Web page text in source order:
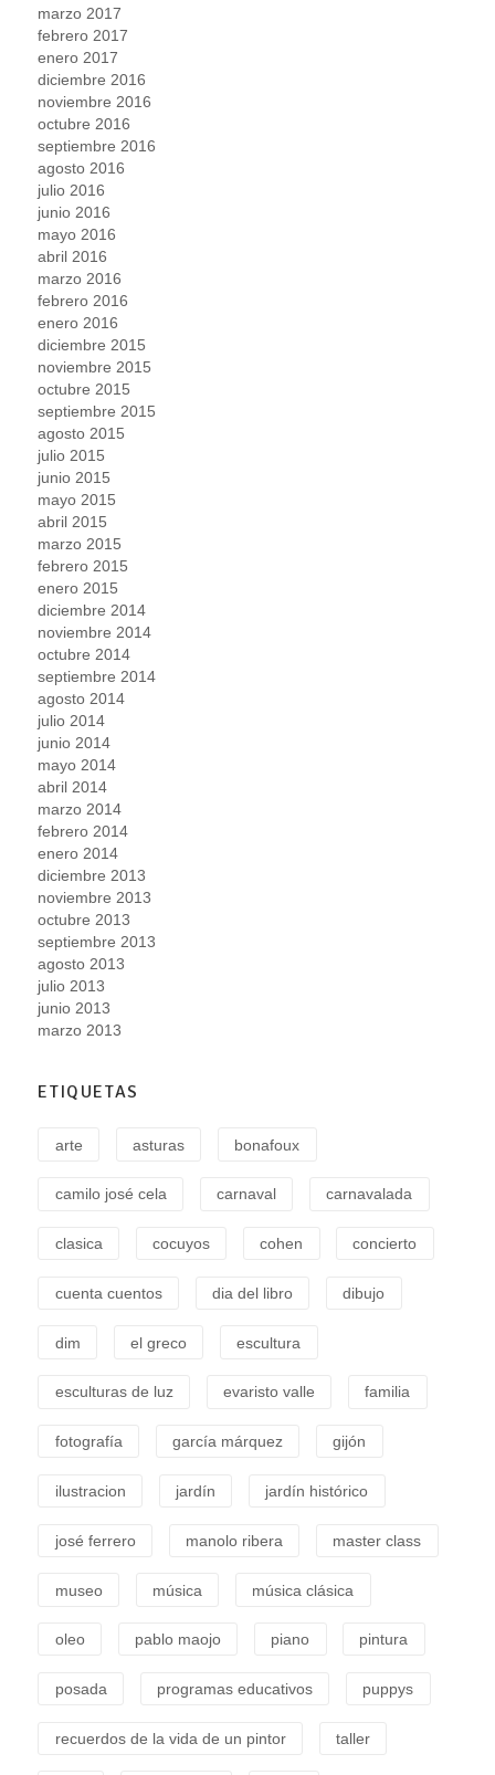
marzo 2017
febrero 2017
enero 2017
diciembre 2016
noviembre 2016
octubre 2016
septiembre 2016
agosto 2016
julio 2016
junio 2016
mayo 2016
abril 2016
marzo 2016
febrero 2016
enero 2016
diciembre 2015
noviembre 2015
octubre 2015
septiembre 2015
agosto 2015
julio 2015
junio 2015
mayo 2015
abril 2015
marzo 2015
febrero 2015
enero 2015
diciembre 2014
noviembre 2014
octubre 2014
septiembre 2014
agosto 2014
julio 2014
junio 2014
mayo 2014
abril 2014
marzo 2014
febrero 2014
enero 2014
diciembre 2013
noviembre 2013
octubre 2013
septiembre 2013
agosto 2013
julio 2013
junio 2013
marzo 2013
ETIQUETAS
arte asturas bonafoux
camilo josé cela carnaval carnavalada
clasica cocuyos cohen concierto
cuenta cuentos dia del libro dibujo
dim el greco escultura
esculturas de luz evaristo valle familia
fotografía garcía márquez gijón
ilustracion jardín jardín histórico
josé ferrero manolo ribera master class
museo música música clásica
oleo pablo maojo piano pintura
posada programas educativos puppys
recuerdos de la vida de un pintor taller